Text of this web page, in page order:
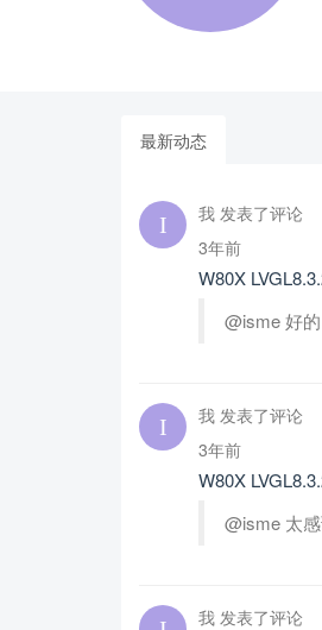
最新动态
我 发表了评论
3年前
W80X
@isme 好
我 发表了评论
3年前
W80X
@isme 太
我 发表了评论